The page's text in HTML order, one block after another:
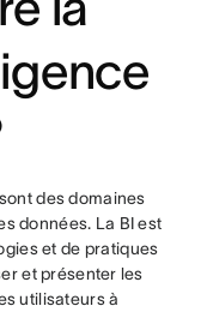
des domaines
données. La BI est
et de pratiques
et présenter les
utilisateurs à